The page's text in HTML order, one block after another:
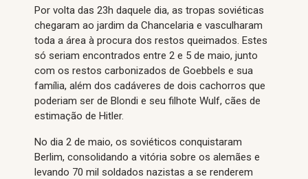
Por volta das 23h daquele dia, as tropas soviéticas
chegaram ao jardim da Chancelaria e vasculharam
toda a área à procura dos restos queimados. Estes
só seriam encontrados entre 2 e 5 de maio, junto
com os restos carbonizados de Goebbels e sua
família, além dos cadáveres de dois cachorros que
poderiam ser de Blondi e seu filhote Wulf, cães de
estimação de Hitler.
No dia 2 de maio, os soviéticos conquistaram
Berlim, consolidando a vitória sobre os alemães e
levando 70 mil soldados nazistas a se renderem